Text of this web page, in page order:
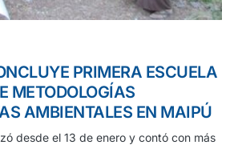
PRIMERA ESCUELA
METODOLOGÍAS
AMBIENTALES EN MAIPÚ
desde el 13 de enero y contó con más